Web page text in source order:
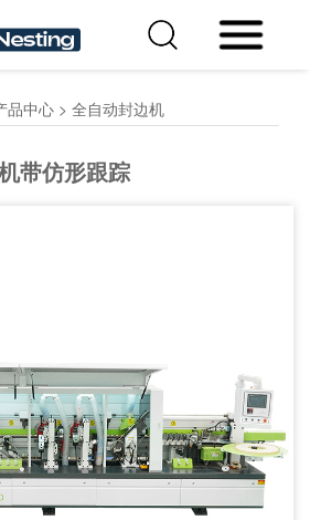
品中心> 全自动封边机
带仿形跟踪